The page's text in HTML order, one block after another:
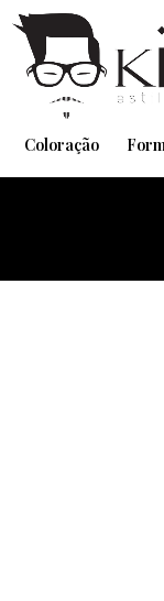
Coloração
Pensando